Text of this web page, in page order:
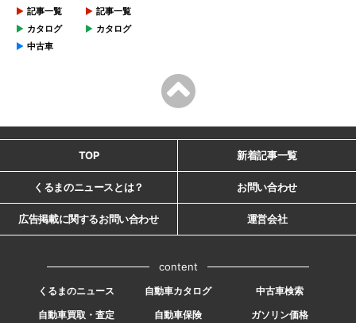
記事一覧
カタログ
中古車
記事一覧
カタログ
TOP 新着記事一覧
くるまのニュースとは？ お問い合わせ
広告掲載に関するお問い合わせ 運営会社
content
くるまのニュース 自動車カタログ
中古車検索
自動車買取・査定
自動車保険 ガソリン価格